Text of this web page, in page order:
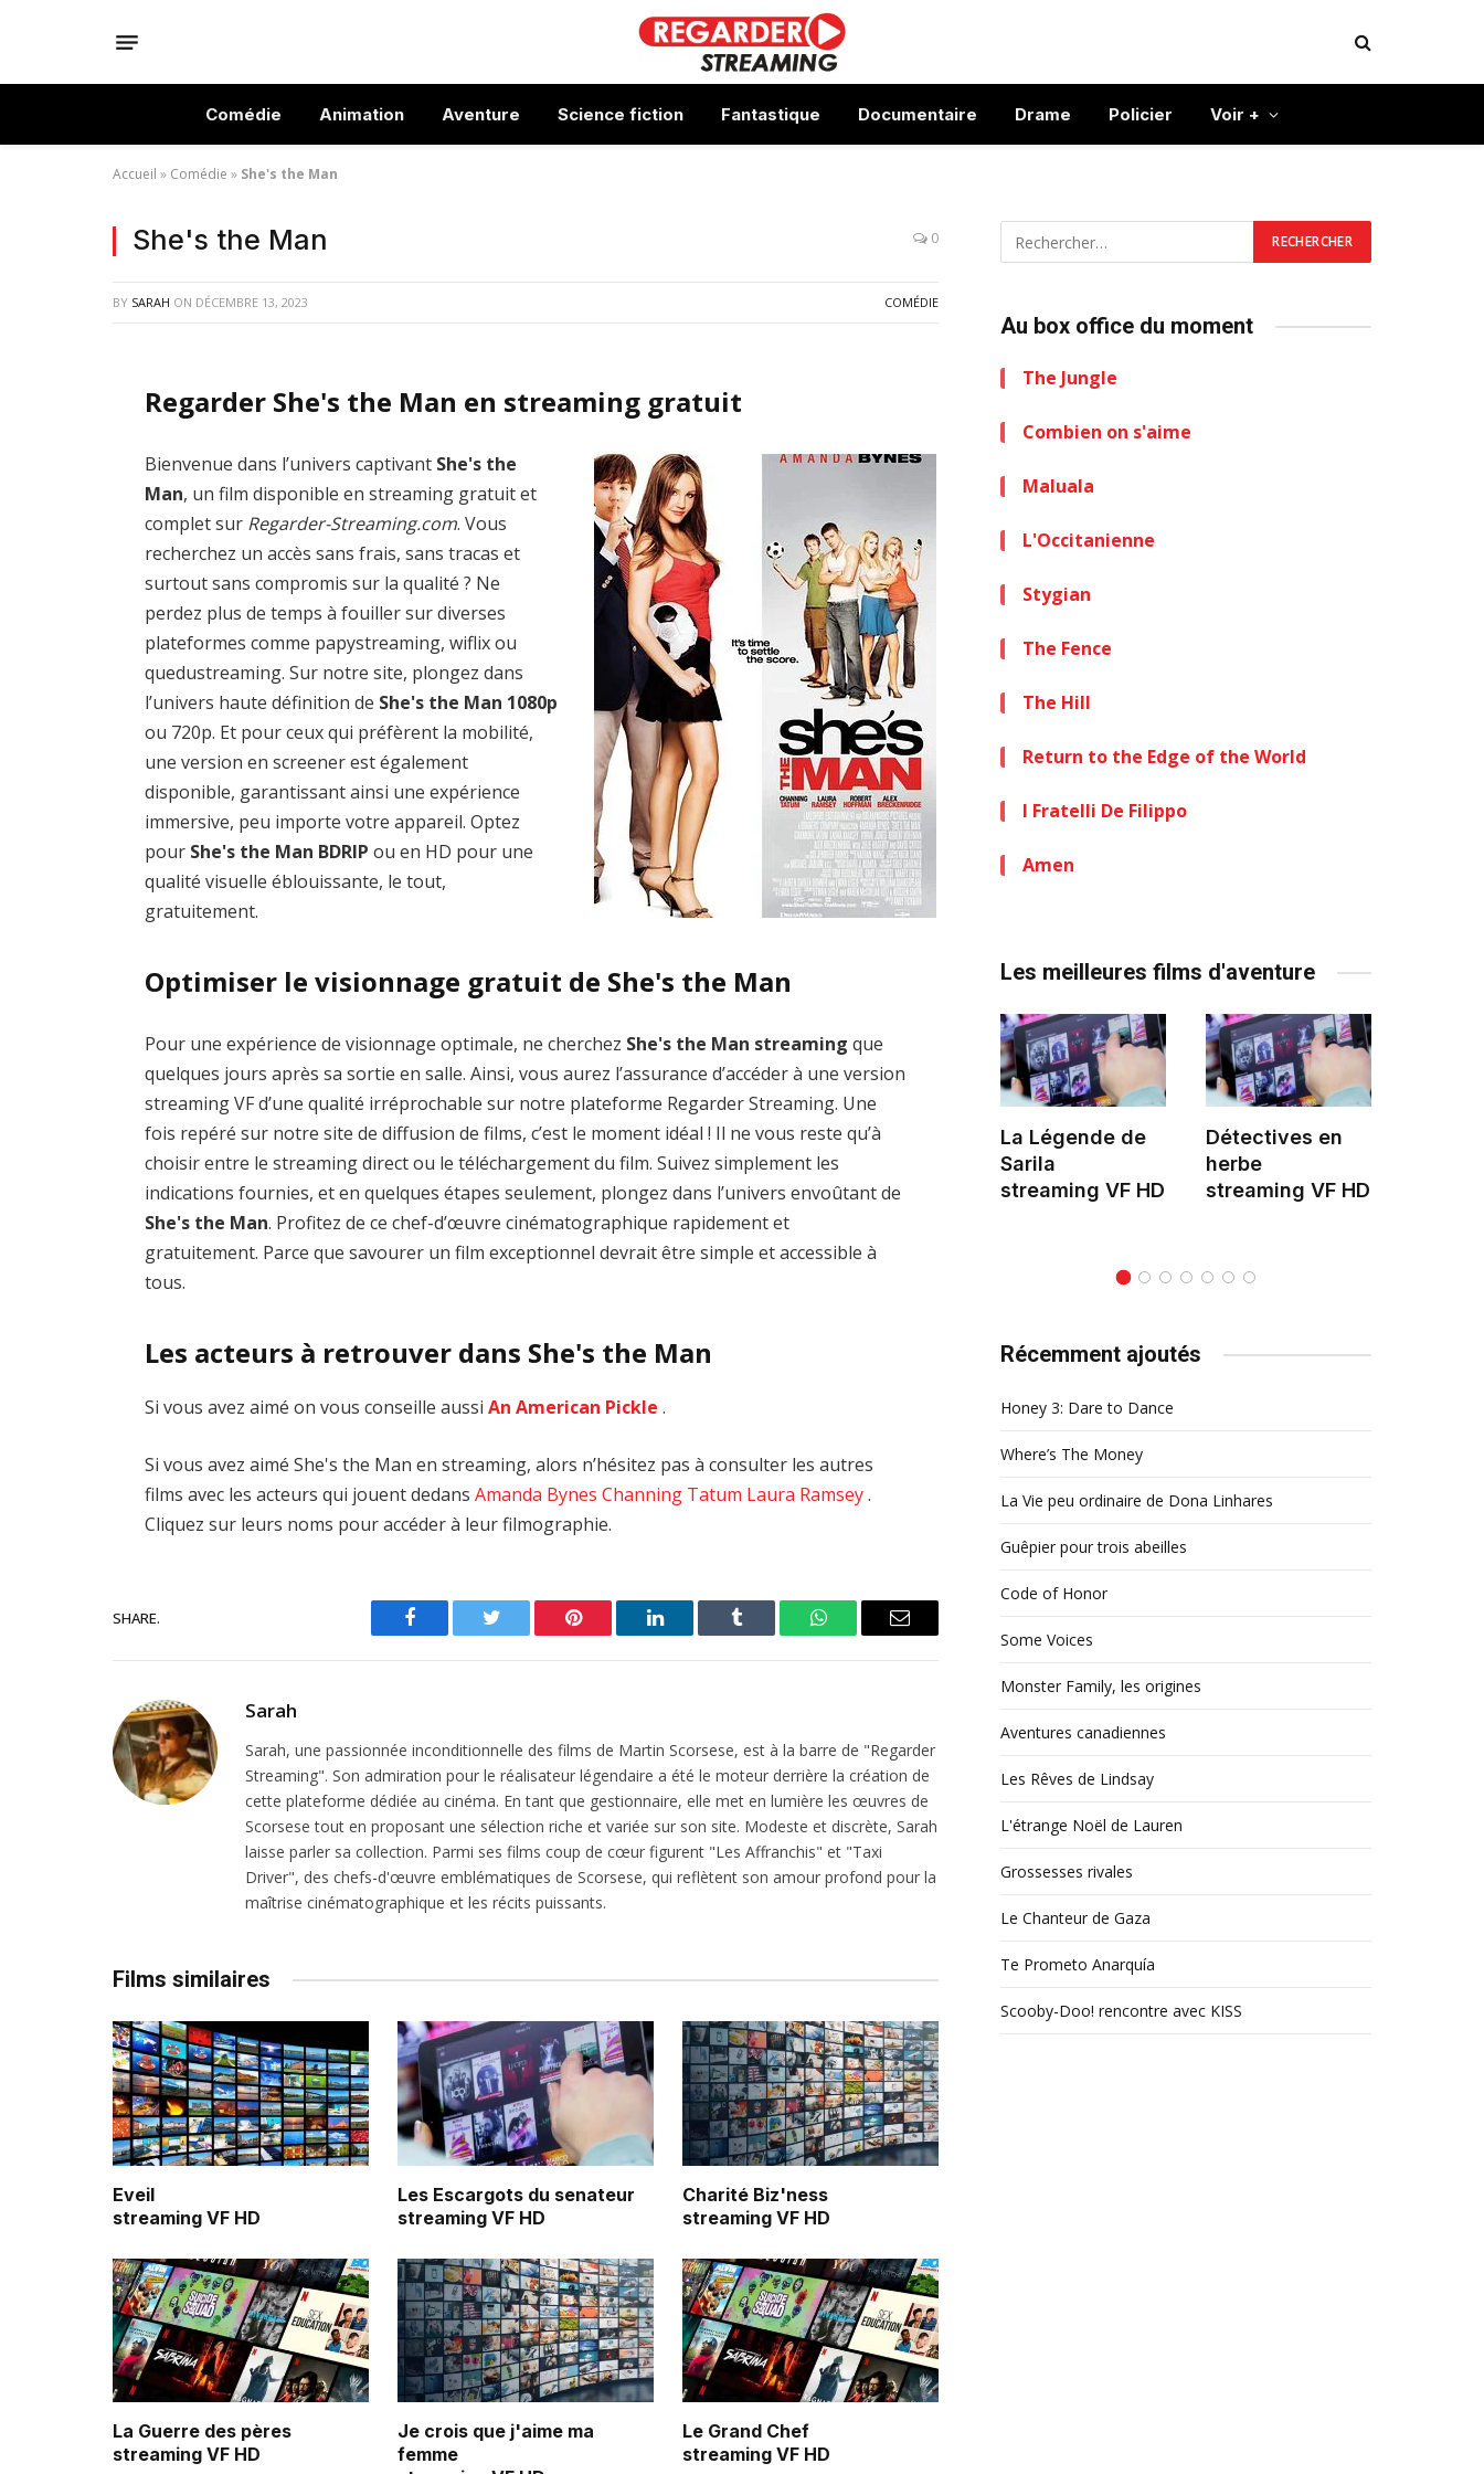
Comédie Animation Aventure Science fiction Fantastique Documentaire Drame Policier Voir +
Accueil » Comédie » She's the Man
She's the Man 0
BY SARAH ON DÉCEMBRE 13, 2023 COMÉDIE
Regarder She's the Man en streaming gratuit
Bienvenue dans l’univers captivant She's the
Man, un film disponible en streaming gratuit et
complet sur Regarder-Streaming.com. Vous
recherchez un accès sans frais, sans tracas et
surtout sans compromis sur la qualité ? Ne
perdez plus de temps à fouiller sur diverses
plateformes comme papystreaming, wiflix ou
quedustreaming. Sur notre site, plongez dans
l’univers haute définition de She's the Man 1080p
ou 720p. Et pour ceux qui préfèrent la mobilité,
une version en screener est également
disponible, garantissant ainsi une expérience
immersive, peu importe votre appareil. Optez
pour She's the Man BDRIP ou en HD pour une
qualité visuelle éblouissante, le tout,
gratuitement.
Optimiser le visionnage gratuit de She's the Man
Pour une expérience de visionnage optimale, ne cherchez She's the Man streaming que
quelques jours après sa sortie en salle. Ainsi, vous aurez l’assurance d’accéder à une version
streaming VF d’une qualité irréprochable sur notre plateforme Regarder Streaming. Une
fois repéré sur notre site de diffusion de films, c’est le moment idéal ! Il ne vous reste qu’à
choisir entre le streaming direct ou le téléchargement du film. Suivez simplement les
indications fournies, et en quelques étapes seulement, plongez dans l’univers envoûtant de
She's the Man. Profitez de ce chef-d’œuvre cinématographique rapidement et
gratuitement. Parce que savourer un film exceptionnel devrait être simple et accessible à
tous.
Les acteurs à retrouver dans She's the Man
Si vous avez aimé on vous conseille aussiAn American Pickle .
Si vous avez aimé She's the Man en streaming, alors n’hésitez pas à consulter les autres
films avec les acteurs qui jouent dedansAmanda Bynes Channing Tatum Laura Ramsey.
Cliquez sur leurs noms pour accéder à leur filmographie.
SHARE.
Facebook Twitter Pinterest LinkedIn Tumblr WhatsAppEmail
Sarah
Sarah, une passionnée inconditionnelle des films de Martin Scorsese, est à la barre de "Regarder
Streaming". Son admiration pour le réalisateur légendaire a été le moteur derrière la création de
cette plateforme dédiée au cinéma. En tant que gestionnaire, elle met en lumière les œuvres de
Scorsese tout en proposant une sélection riche et variée sur son site. Modeste et discrète, Sarah
laisse parler sa collection. Parmi ses films coup de cœur figurent "Les Affranchis" et "Taxi
Driver", des chefs-d'œuvre emblématiques de Scorsese, qui reflètent son amour profond pour la
maîtrise cinématographique et les récits puissants.
Films similaires
Eveil
streaming VF HD
Les Escargots du senateur
streaming VF HD
Charité Biz'ness
streaming VF HD
La Guerre des pères
streaming VF HD
Je crois que j'aime ma
femme
Le Grand Chef
streaming VF HD
Au box office du moment
The Jungle
Combien on s'aime
Maluala
L'Occitanienne
Stygian
The Fence
The Hill
Return to the Edge of the World
I Fratelli De Filippo
Amen
Les meilleures films d'aventure
Zenon: Girl of
the 21st Century
streaming VF HD
La Légende des
1000 dragons
streaming VF HD
La Légende de
Sarila
streaming VF HD
Détectives en
herbe
streaming VF HD
Récemment ajoutés
Honey 3: Dare to Dance
Where’s The Money
La Vie peu ordinaire de Dona Linhares
Guêpier pour trois abeilles
Code of Honor
Some Voices
Monster Family, les origines
Aventures canadiennes
Les Rêves de Lindsay
L'étrange Noël de Lauren
Grossesses rivales
Le Chanteur de Gaza
Te Prometo Anarquía
Scooby-Doo! rencontre avec KISS